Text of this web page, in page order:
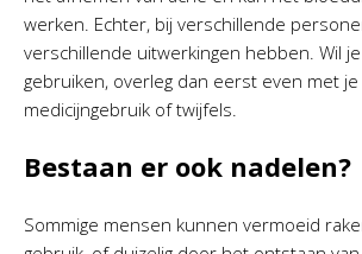
werken. Echter, bij verschillende
verschillende uitwerkingen hebben. Wil je
gebruiken, overleg dan eerst even met
medicijngebruik of twijfels.
Bestaan er ook nadelen?
Sommige mensen kunnen vermoeid